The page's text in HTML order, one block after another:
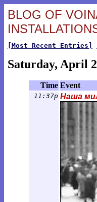
BLOG OF
[Most Recent Entries]
Saturday, April
Time Event
11:37p Наша